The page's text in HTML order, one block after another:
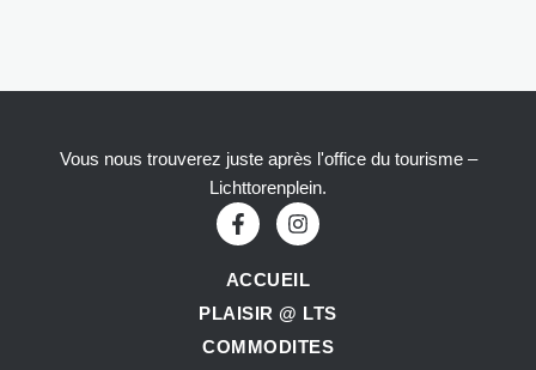
Vous nous trouverez juste après l'office du tourisme –
Lichttorenplein.
ACCUEIL
PLAISIR @ LTS
COMMODITES